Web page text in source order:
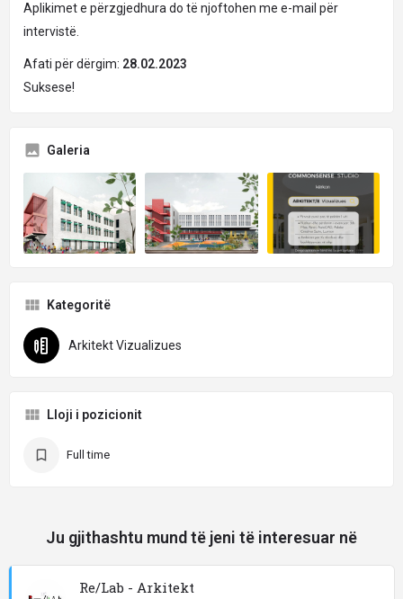
Aplikimet e përzgjedhura do të njoftohen me e-mail për
intervistë.
Afati për dërgim: 28.02.2023
Suksese!
Galeria
Kategoritë
Arkitekt Vizualizues
Lloji i pozicionit
Full time
Ju gjithashtu mund të jeni të interesuar në
Re/Lab - Arkitekt